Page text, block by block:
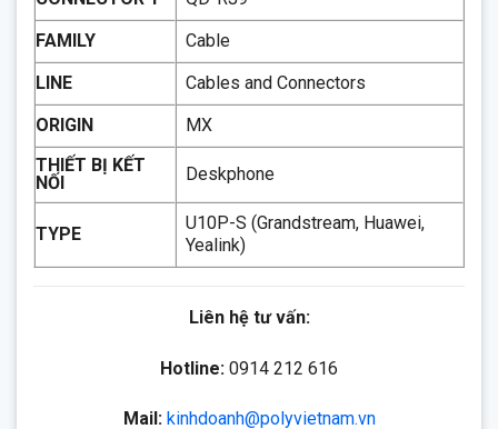
FAMILY
Cable
LINE
Cables and Connectors
ORIGIN
MX
THIẾT BỊ KẾT
NỐI
Deskphone
TYPE
U10P-S (Grandstream, Huawei,
Yealink)
Liên hệ tư vấn:
Hotline: 0914 212 616
Mail: kinhdoanh@polyvietnam.vn